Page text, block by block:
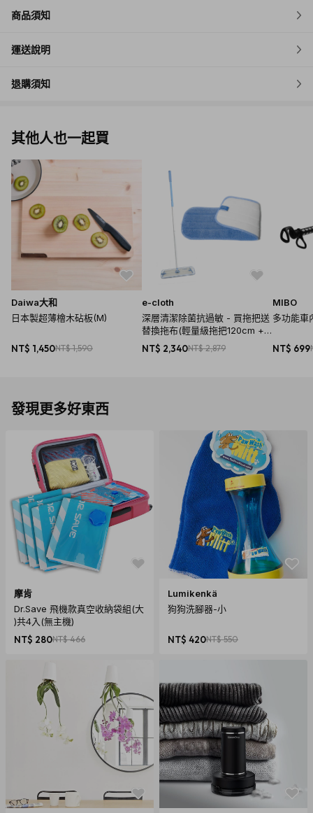
等症狀，適合任何膚質，特別適用於舒緩乾燥、紅腫及發炎的膚
商品須知
運送說明
退購須知
其他人也一起買
Daiwa大和
日本製超薄檜木砧板(M)
NT$ 1,450NT$ 1,590
e-cloth
深層清潔除菌抗過敏 - 買拖把送
替換拖布(輕量級拖把120cm +
專用替換拖布)
NT$ 2,340NT$ 2,879
MIBO
多功能車
NT$ 699
發現更多好東西
摩肯
Dr.Save 飛機款真空收納袋組(大
)共4入(無主機)
NT$ 280NT$ 466
Lumikenkä
狗狗洗腳器-小
NT$ 420NT$ 550